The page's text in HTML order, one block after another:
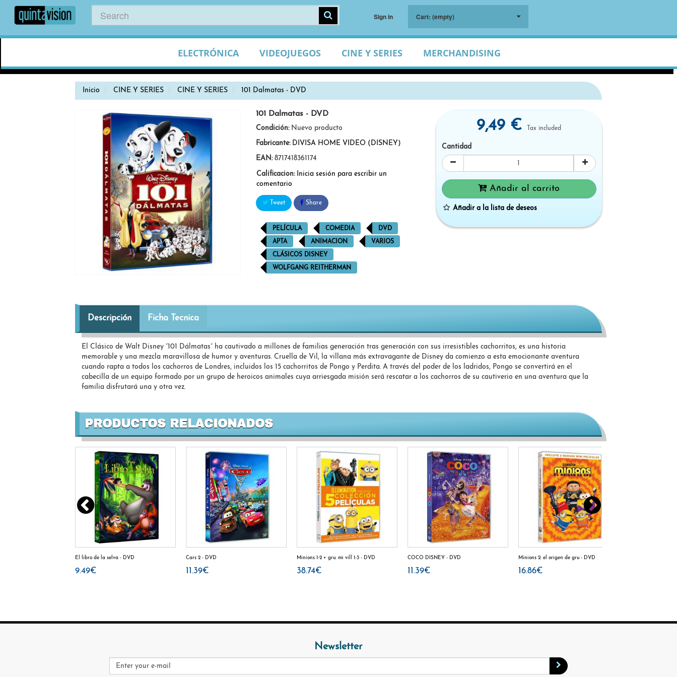
Sign in Cart: (empty)
ELECTRÓNICA VIDEOJUEGOS CINE Y SERIES MERCHANDISING
Inicio CINE Y SERIES CINE Y SERIES 101 Dalmatas - DVD
101 Dalmatas - DVD
Condición: Nuevo producto
Fabricante: DIVISA HOME VIDEO (DISNEY)
EAN: 8717418361174
Calificacion: Inicia sesión para escribir un
comentario
Tweet Share
PELÍCULA COMEDIA DVD
APTA ANIMACION VARIOS
CLÁSICOS DISNEY
WOLFGANG REITHERMAN
9,49 € Tax included
Cantidad
Añadir al carrito
Añadir a la lista de deseos
Descripción Ficha Tecnica
El Clásico de Walt Disney “101 Dálmatas” ha cautivado a millones de familias generación tras generación con sus irresistibles cachorritos, es una historia
memorable y una mezcla maravillosa de humor y aventuras. Cruella de Vil, la villana más extravagante de Disney da comienzo a esta emocionante aventura
cuando rapta a todos los cachorros de Londres, incluidos los 15 cachorritos de Pongo y Perdita. A través del poder de los ladridos, Pongo se convertirá en el
cabecilla de un equipo formado por un grupo de heroicos animales cuya arriesgada misión será rescatar a los cachorros de su cautiverio en una aventura que la
familia disfrutará una y otra vez.
PRODUCTOS RELACIONADOS
El libro de la selva - DVD
9.49€
Cars 2 - DVD
11.39€
Minions 1-2 + gru: mi vill 1-3 - DVD
38.74€
COCO DISNEY - DVD
11.39€
Minions 2: el origen de gru - DVD
16.86€
Newsletter